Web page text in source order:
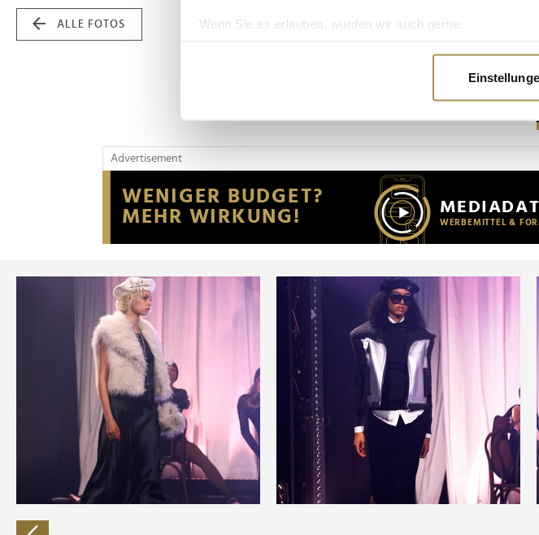
Wenn Sie es erlauben, würden wir auch gerne:
Erfahren Sie mehr darüber, wie Ihre persönlichen Daten
Wir verwenden Cookies, um Inhalte und Anzeigen zu
Website an unsere Partner für soziale Medien, Werbung
möglicherweise mit weiteren Daten zusammen, die Sie
der Dienste gesammelt haben.
ALLE FOTOS
Advertisement